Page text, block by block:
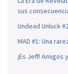
sus
Undead Unluck
MAD #1: Una
¡Es Jeff!